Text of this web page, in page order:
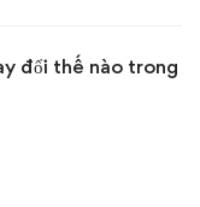
đổi thế nào trong